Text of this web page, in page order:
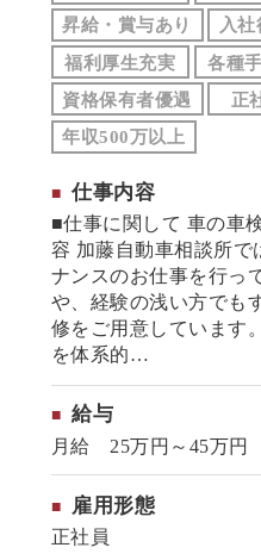
昇給・賞与あり
入
福利厚生充実
各種
資格保有者優遇
正
年収500万以上
仕事内容
■仕事に関して 車の車
容 加藤自動車相談所で
ナンスのお仕事を行っ
や、経験の浅い方でも
修をご用意しています
を体系的…
給与
月給 25万円～45万円
雇用形態
正社員